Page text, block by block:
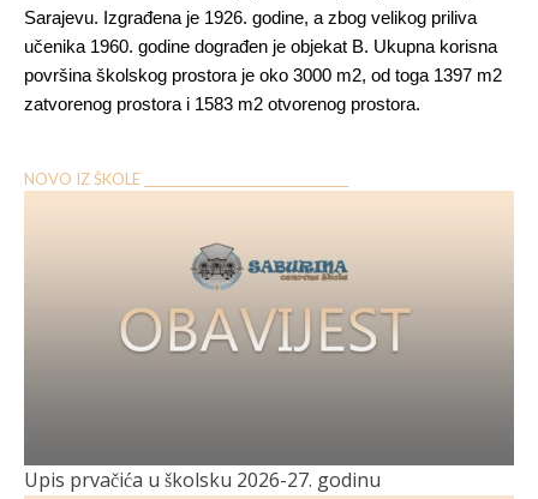
Sarajevu. Izgrađena je 1926. godine, a zbog velikog priliva
učenika 1960. godine dograđen je objekat B. Ukupna korisna
površina školskog prostora je oko 3000 m2, od toga 1397 m2
zatvorenog prostora i 1583 m2 otvorenog prostora.
NOVO IZ ŠKOLE __________________________________
Upis prvačića u školsku 2026-27. godinu